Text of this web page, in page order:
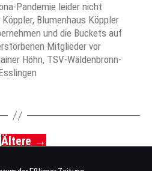
Pandemie leider nicht
Blumenhaus Köppler
und die Buckets auf
Mitglieder vor
Höhn, TSV-Wäldenbronn-
Ältere →